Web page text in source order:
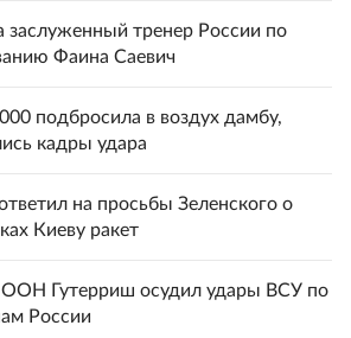
заслуженный тренер России по
Фаина Саевич
подбросила в воздух дамбу,
кадры удара
на просьбы Зеленского о
Киеву ракет
ООН Гутерриш осудил удары ВСУ по
России